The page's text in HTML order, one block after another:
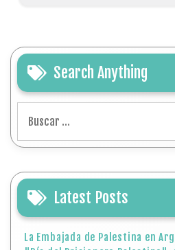
Search Anything
Latest Posts
La Embajada de Palestina en